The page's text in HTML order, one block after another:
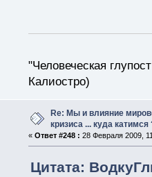
"Человеческая
Калиостро)
Re: Мы и влияние
кризиса ... куда катимся
« Ответ #248 : 28 Февраля 2009,
Цитата: